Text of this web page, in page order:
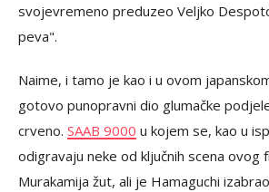
svojevremeno preduzeo Veljko
peva".
Naime, i tamo je kao i u ovom
gotovo punopravni dio glumačke
crveno. SAAB 9000 u kojem se, kao u
odigravaju neke od ključnih scena ovog
Murakamija žut, ali je Hamaguchi